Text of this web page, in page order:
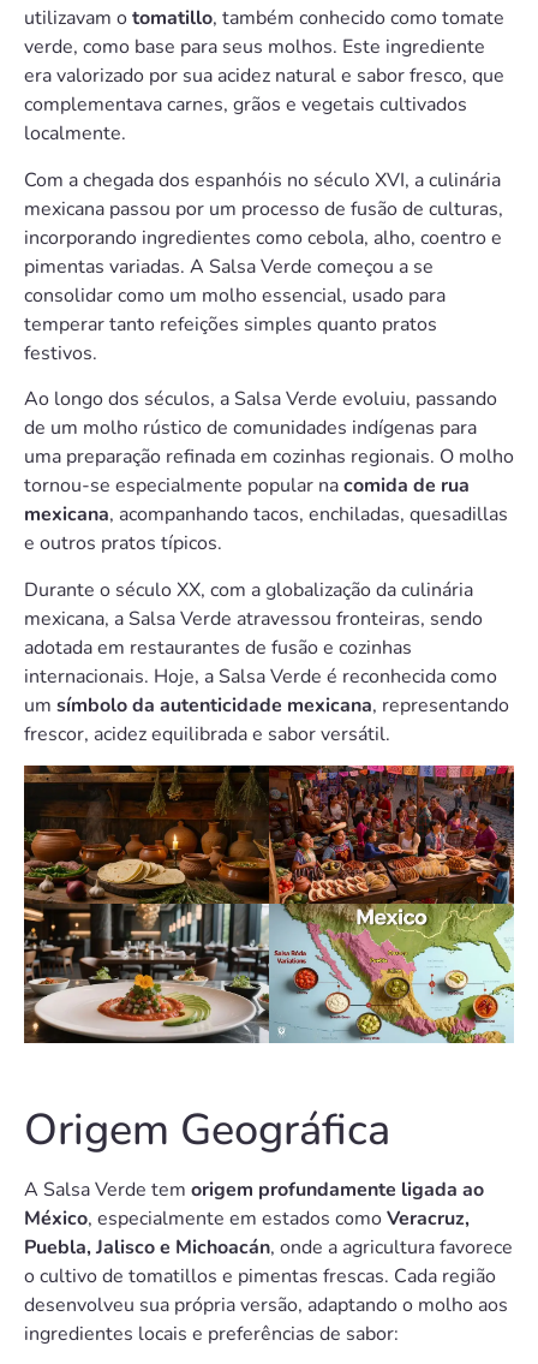
utilizavam otomatillo, também conhecido como tomate
verde, como base para seus molhos. Este ingrediente
era valorizado por sua acidez natural e sabor fresco, que
complementava carnes, grãos e vegetais cultivados
localmente.
Com a chegada dos espanhóis no século XVI, a culinária
mexicana passou por um processo de fusão de culturas,
incorporando ingredientes como cebola, alho, coentro e
pimentas variadas. A Salsa Verde começou a se
consolidar como um molho essencial, usado para
temperar tanto refeições simples quanto pratos
festivos.
Ao longo dos séculos, a Salsa Verde evoluiu, passando
de um molho rústico de comunidades indígenas para
uma preparação refinada em cozinhas regionais. O molho
tornou-se especialmente popular nacomida de rua
mexicana, acompanhando tacos, enchiladas, quesadillas
e outros pratos típicos.
Durante o século XX, com a globalização da culinária
mexicana, a Salsa Verde atravessou fronteiras, sendo
adotada em restaurantes de fusão e cozinhas
internacionais. Hoje, a Salsa Verde é reconhecida como
um símbolo da autenticidade mexicana, representando
frescor, acidez equilibrada e sabor versátil.
Origem Geográfica
A Salsa Verde tem origem profundamente ligada ao
México, especialmente em estados comoVeracruz,
Puebla, Jalisco e Michoacán, onde a agricultura favorece
o cultivo de tomatillos e pimentas frescas. Cada região
desenvolveu sua própria versão, adaptando o molho aos
ingredientes locais e preferências de sabor: